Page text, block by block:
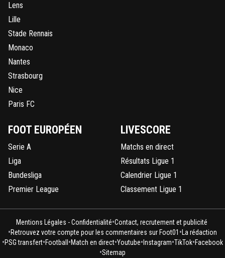
Lens
Lille
Stade Rennais
Monaco
Nantes
Strasbourg
Nice
Paris FC
FOOT EUROPÉEN
Serie A
Liga
Bundesliga
Premier League
LIVESCORE
Matchs en direct
Résultats Ligue 1
Calendrier Ligue 1
Classement Ligue 1
Mentions Légales - Confidentialité•Contact, recrutement et publicité
•Retrouvez votre compte pour les commentaires sur Foot01 • La rédaction
•PSG transfert•Football •Match en direct•Youtube• Instagram•TikTok•Facebook
•Sitemap